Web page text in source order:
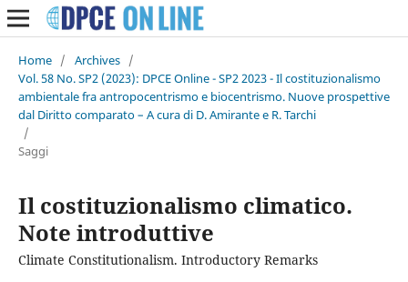
Home / Archives /
Vol. 58 No. SP2 (2023): DPCE Online - SP2 2023 - Il costituzionalismo
ambientale fra antropocentrismo e biocentrismo. Nuove prospettive
dal Diritto comparato – A cura di D. Amirante e R. Tarchi
/
Saggi
Il costituzionalismo climatico.
Note introduttive
Climate Constitutionalism. Introductory Remarks